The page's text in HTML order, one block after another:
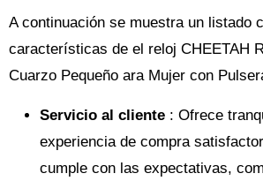
A continuación se muestra un listado
características de el reloj CHEETAH
Cuarzo Pequeño ara Mujer con
Servicio al cliente : Ofrece
experiencia de compra
cumple con las expectativas,